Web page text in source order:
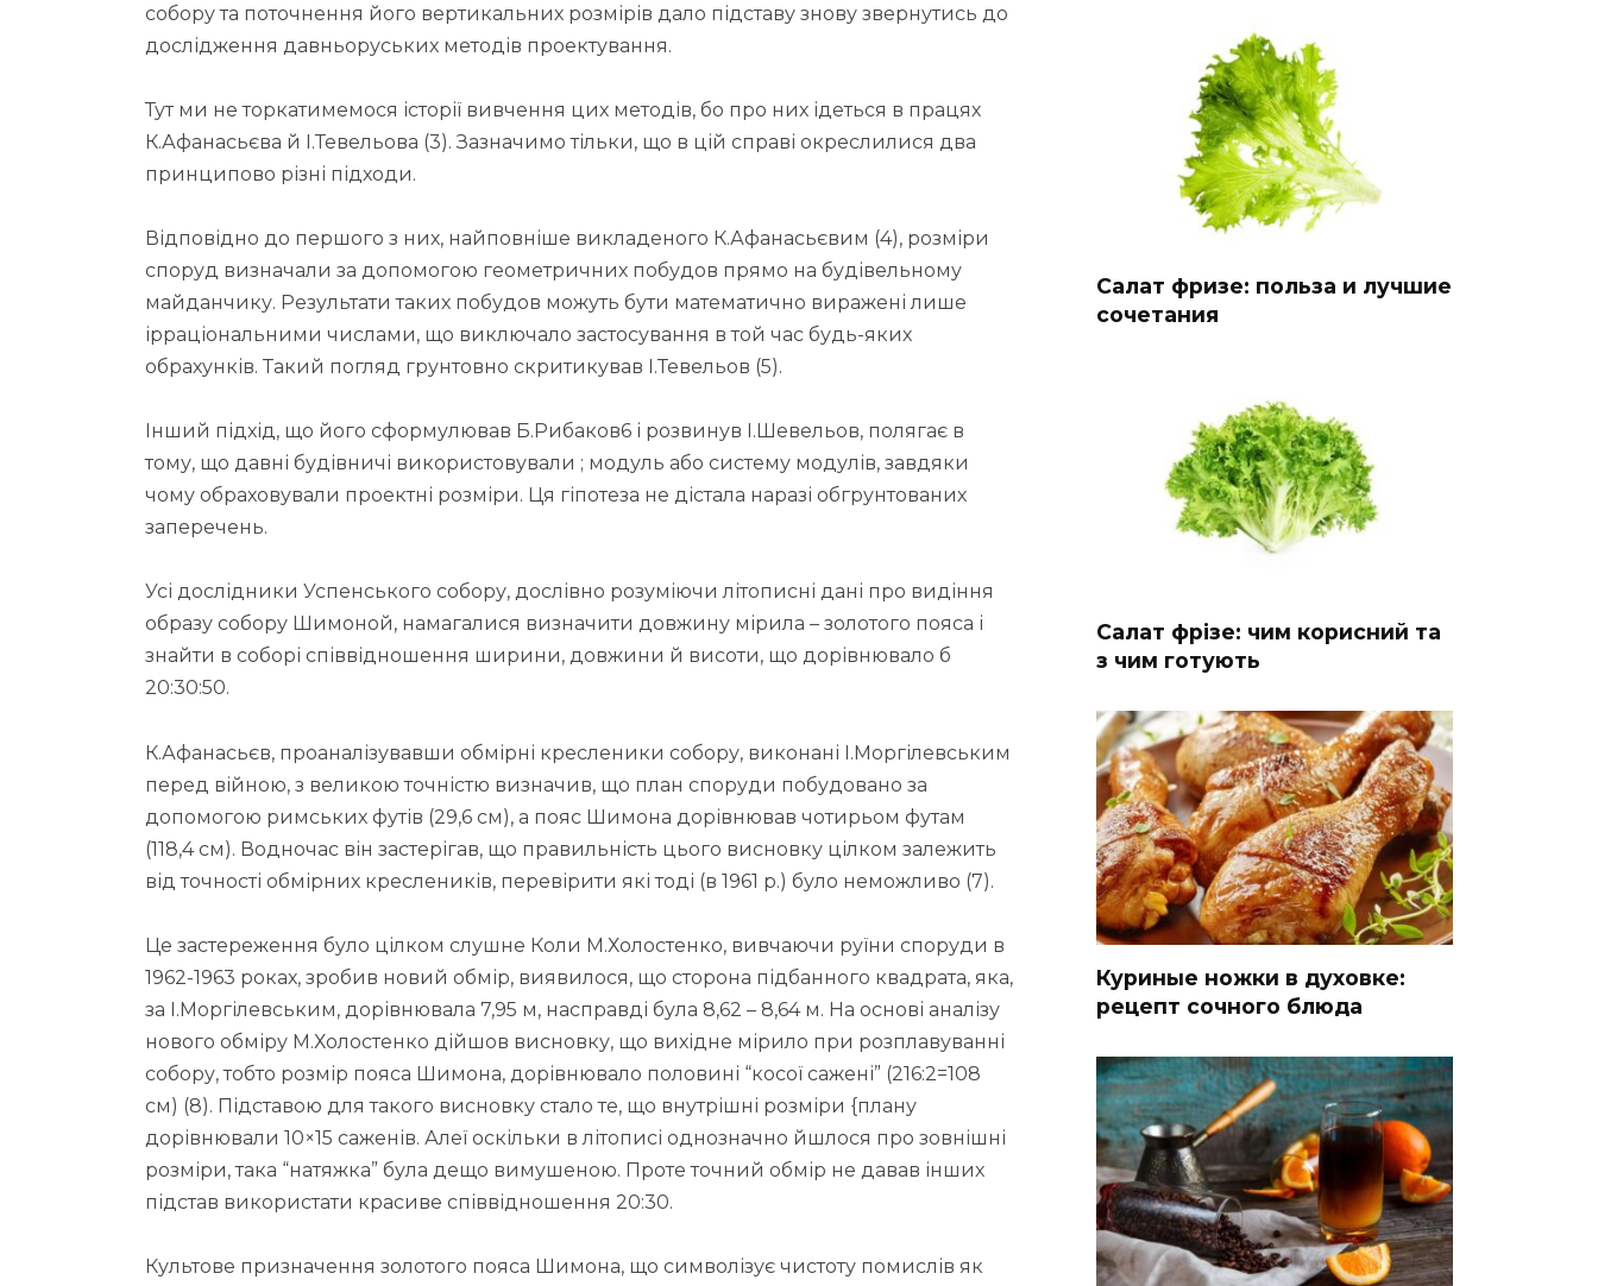
собору та поточнення його вертикальних розмірів дало підставу знову звернутись до
дослідження давньоруських методів проектування.
Тут ми не торкатимемося історії вивчення цих методів, бо про них ідеться в працях
К.Афанасьєва й І.Тевельова (3). Зазначимо тільки, що в цій справі окреслилися два
принципово різні підходи.
Відповідно до першого з них, найповніше викладеного К.Афанасьєвим (4), розміри
споруд визначали за допомогою геометричних побудов прямо на будівельному
майданчику. Результати таких побудов можуть бути математично виражені лише
ірраціональними числами, що виключало застосування в той час будь-яких
обрахунків. Такий погляд грунтовно скритикував І.Тевельов (5).
Інший підхід, що його сформулював Б.Рибаков6 і розвинув І.Шевельов, полягає в
тому, що давні будівничі використовували ; модуль або систему модулів, завдяки
чому обраховували проектні розміри. Ця гіпотеза не дістала наразі обгрунтованих
заперечень.
Усі дослідники Успенського собору, дослівно розуміючи літописні дані про видіння
образу собору Шимоной, намагалися визначити довжину мірила – золотого пояса і
знайти в соборі співвідношення ширини, довжини й висоти, що дорівнювало б
20:30:50.
К.Афанасьєв, проаналізувавши обмірні кресленики собору, виконані І.Моргілевським
перед війною, з великою точністю визначив, що план споруди побудовано за
допомогою римських футів (29,6 см), а пояс Шимона дорівнював чотирьом футам
(118,4 см). Водночас він застерігав, що правильність цього висновку цілком залежить
від точності обмірних креслеників, перевірити які тоді (в 1961 р.) було неможливо (7).
Це застереження було цілком слушне Коли М.Холостенко, вивчаючи руїни споруди в
1962-1963 роках, зробив новий обмір, виявилося, що сторона підбанного квадрата, яка,
за І.Моргілевським, дорівнювала 7,95 м, насправді була 8,62 – 8,64 м. На основі аналізу
нового обміру М.Холостенко дійшов висновку, що вихідне мірило при розплавуванні
собору, тобто розмір пояса Шимона, дорівнювало половині “косої сажені” (216:2=108
см) (8). Підставою для такого висновку стало те, що внутрішні розміри {плану
дорівнювали 10×15 саженів. Алеї оскільки в літописі однозначно йшлося про зовнішні
розміри, така “натяжка” була дещо вимушеною. Проте точний обмір не давав інших
підстав використати красиве співвідношення 20:30.
Культове призначення золотого пояса Шимона, що символізує чистоту помислів як
Салат фризе: польза и лучшие
сочетания
Салат фрізе: чим корисний та
з чим готують
Куриные ножки в духовке:
рецепт сочного блюда